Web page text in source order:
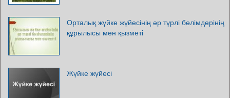
Орталық жүйке жүйесінің әр түрлі бөлімдерінің
құрылысы мен қызметі
Жүйке жүйесі